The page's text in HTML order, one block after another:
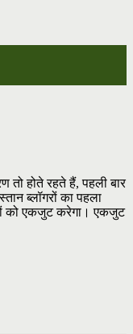
तो होते रहते हैं, पहली बार
ब्लॉगरों का पहला
को एकजुट करेगा। एकजुट